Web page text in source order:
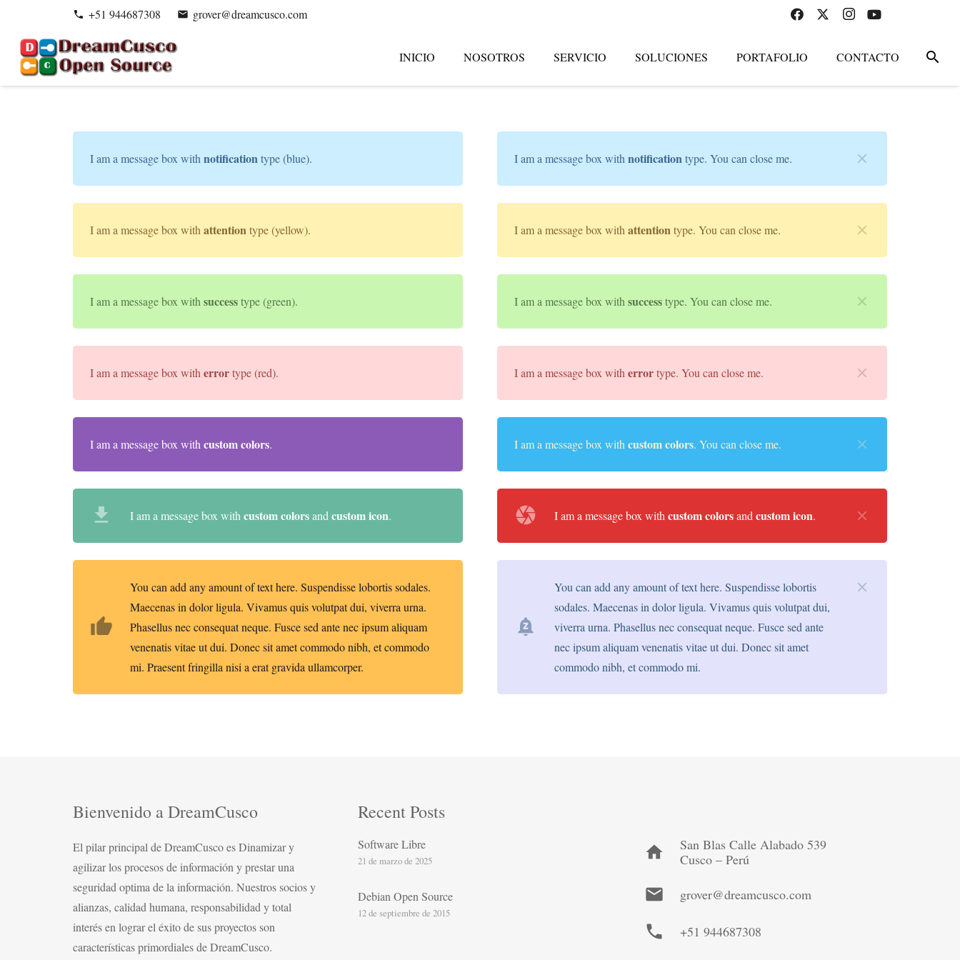
phone +51 944687308 email grover@dreamcusco.com
INICIO NOSOTROS SERVICIO SOLUCIONES PORTAFOLIO CONTACTO search
I am a message box with notificationtype (blue).
I am a message box with attentiontype (yellow).
I am a message box with successtype (green).
I am a message box with errortype (red).
I am a message box with custom colors.
file_download I am a message box with custom colorsand custom icon.
thumb_up
You can add any amount of text here. Suspendisse lobortis sodales.
Maecenas in dolor ligula. Vivamus quis volutpat dui, viverra urna.
Phasellus nec consequat neque. Fusce sed ante nec ipsum aliquam
venenatis vitae ut dui. Donec sit amet commodo nibh, et commodo
mi. Praesent fringilla nisi a erat gravida ullamcorper.
I am a message box with notificationtype. You can close me.
I am a message box with attentiontype. You can close me.
I am a message box with successtype. You can close me.
I am a message box with errortype. You can close me.
I am a message box with custom colors. You can close me.
camera I am a message box with custom colorsand custom icon.
notifications_paused
You can add any amount of text here. Suspendisse lobortis
sodales. Maecenas in dolor ligula. Vivamus quis volutpat dui,
viverra urna. Phasellus nec consequat neque. Fusce sed ante
nec ipsum aliquam venenatis vitae ut dui. Donec sit amet
commodo nibh, et commodo mi.
Bienvenido a DreamCusco
El pilar principal de DreamCusco es Dinamizar y
agilizar los procesos de información y prestar una
seguridad optima de la información. Nuestros socios y
alianzas, calidad humana, responsabilidad y total
interés en lograr el éxito de sus proyectos son
características primordiales de DreamCusco.
Recent Posts
Software Libre
21 de marzo de 2025
Debian Open Source
12 de septiembre de 2015
home
San Blas Calle Alabado 539
Cusco – Perú
mail grover@dreamcusco.com
phone +51 944687308